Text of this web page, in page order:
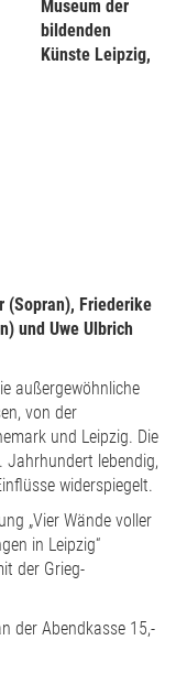
Museum der
bildenden
Künste Leipzig,
(Sopran), Friederike
und Uwe Ulbrich
außergewöhnliche
von der
und Leipzig. Die
Jahrhundert lebendig,
widerspiegelt.
„Vier Wände voller
in Leipzig“
der Grieg-
der Abendkasse 15,-